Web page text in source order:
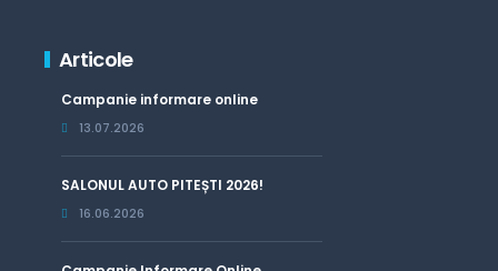
Articole
Campanie informare online
13.07.2026
SALONUL AUTO PITEȘTI 2026!
16.06.2026